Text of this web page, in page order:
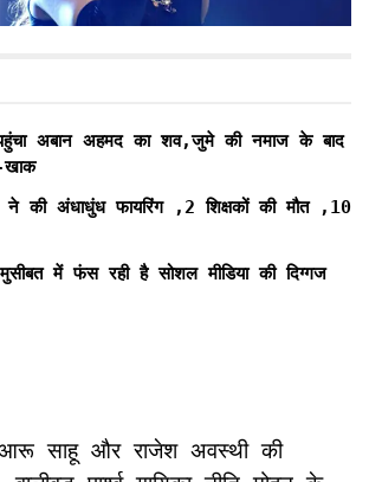
पहुंचा अबान अहमद का शव,जुमे की नमाज के बाद
खाक
ने की अंधाधुंध फायरिंग ,2 शिक्षकों की मौत ,10
मुसीबत में फंस रही है सोशल मीडिया की दिग्गज
साहू और राजेश अवस्थी की